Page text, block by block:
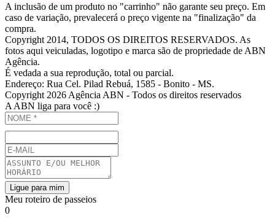
A inclusão de um produto no "carrinho" não garante seu preço. Em
caso de variação, prevalecerá o preço vigente na "finalização" da
compra.
Copyright 2014, TODOS OS DIREITOS RESERVADOS. As
fotos aqui veiculadas, logotipo e marca são de propriedade de ABN
Agência.
É vedada a sua reprodução, total ou parcial.
Endereço: Rua Cel. Pilad Rebuá, 1585 - Bonito - MS.
Copyright 2026 Agência ABN - Todos os direitos reservados
A ABN liga para você :)
Ligue para mim
Meu roteiro de passeios
0